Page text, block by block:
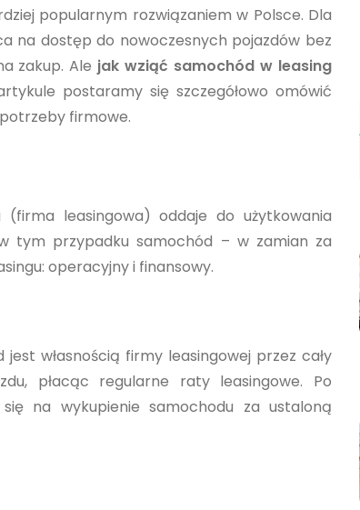
popularnym rozwiązaniem w Polsce. Dla
na dostęp do nowoczesnych pojazdów bez
zakup. Ale jak wziąć samochód w leasing
postaramy się szczegółowo omówić
firmowe.
leasingowa) oddaje do użytkowania
tym przypadku samochód – w zamian za
operacyjny i finansowy.
własnością firmy leasingowej przez cały
płacąc regularne raty leasingowe. Po
na wykupienie samochodu za ustaloną